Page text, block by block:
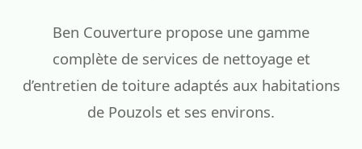
Ben Couverture propose une gamme
complète de services de nettoyage et
d’entretien de toiture adaptés aux habitations
de Pouzols et ses environs.